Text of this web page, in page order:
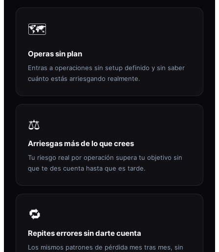
🗺️
Operas sin plan
Entras a operaciones sin setup definido y sin saber
cuánto estás arriesgando realmente.
⚖️
Arriesgas más de lo que crees
Tu riesgo real por operación supera tu objetivo sin
que te des cuenta hasta que es tarde.
🔁
Repites errores sin darte cuenta
Los mismos patrones de pérdida mes tras mes, sin